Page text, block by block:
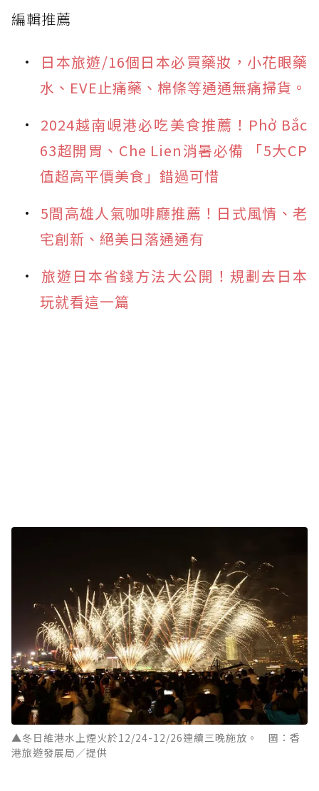
編輯推薦
日本旅遊/16個日本必買藥妝，小花眼藥
水、EVE止痛藥、棉條等通通無痛掃貨。
2024越南峴港必吃美食推薦！Phở Bắc
63超開胃、Che Lien消暑必備 「5大CP
值超高平價美食」錯過可惜
5間高雄人氣咖啡廳推薦！日式風情、老
宅創新、絕美日落通通有
旅遊日本省錢方法大公開！規劃去日本
玩就看這一篇
▲冬日維港水上煙火於12/24-12/26連續三晚施放。 圖：香
港旅遊發展局／提供